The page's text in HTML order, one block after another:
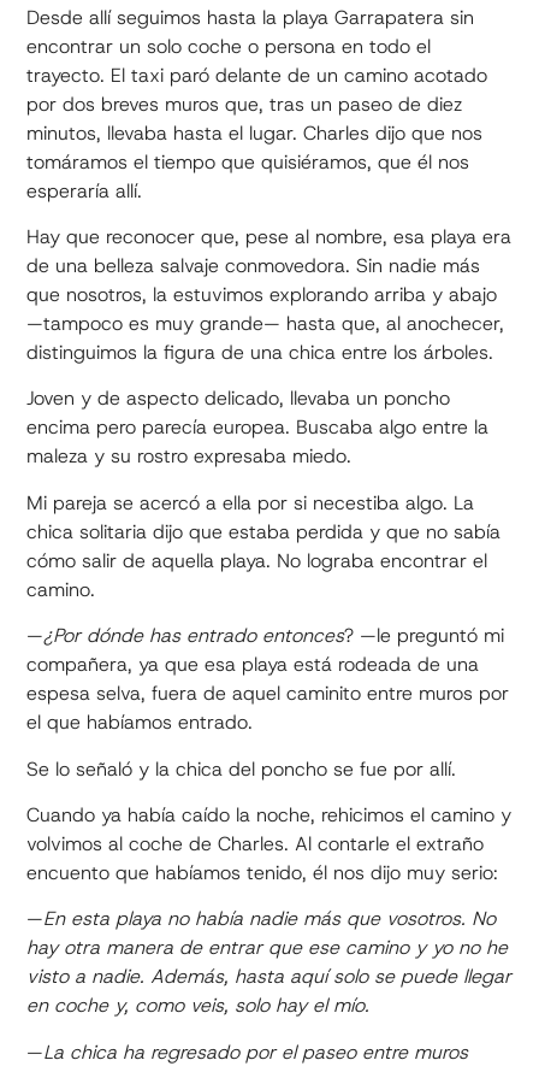
Desde allí seguimos hasta la playa Garrapatera sin
encontrar un solo coche o persona en todo el
trayecto. El taxi paró delante de un camino acotado
por dos breves muros que, tras un paseo de diez
minutos, llevaba hasta el lugar. Charles dijo que nos
tomáramos el tiempo que quisiéramos, que él nos
esperaría allí.
Hay que reconocer que, pese al nombre, esa playa era
de una belleza salvaje conmovedora. Sin nadie más
que nosotros, la estuvimos explorando arriba y abajo
—tampoco es muy grande— hasta que, al anochecer,
distinguimos la figura de una chica entre los árboles.
Joven y de aspecto delicado, llevaba un poncho
encima pero parecía europea. Buscaba algo entre la
maleza y su rostro expresaba miedo.
Mi pareja se acercó a ella por si necestiba algo. La
chica solitaria dijo que estaba perdida y que no sabía
cómo salir de aquella playa. No lograba encontrar el
camino.
—¿Por dónde has entrado entonces? —le preguntó mi
compañera, ya que esa playa está rodeada de una
espesa selva, fuera de aquel caminito entre muros por
el que habíamos entrado.
Se lo señaló y la chica del poncho se fue por allí.
Cuando ya había caído la noche, rehicimos el camino y
volvimos al coche de Charles. Al contarle el extraño
encuento que habíamos tenido, él nos dijo muy serio:
—En esta playa no había nadie más que vosotros. No
hay otra manera de entrar que ese camino y yo no he
visto a nadie. Además, hasta aquí solo se puede llegar
en coche y, como veis, solo hay el mío.
—La chica ha regresado por el paseo entre muros